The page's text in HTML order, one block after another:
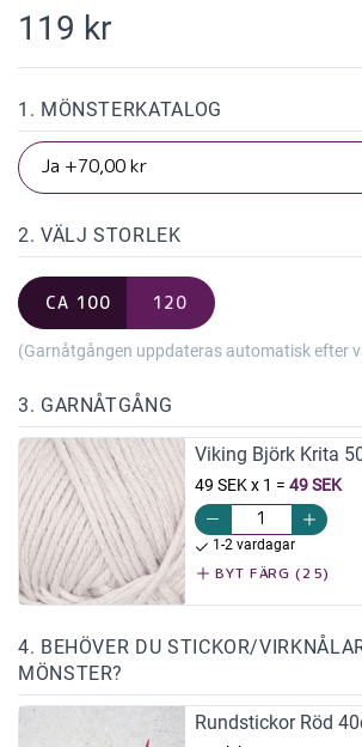
119 kr
1. MÖNSTERKATALOG
2. VÄLJ STORLEK
CA 100 120
(Garnåtgången uppdateras automatisk efter
3. GARNÅTGÅNG
Viking Björk Krita
49 SEK x 1 = 49 SEK
1-2 vardagar
BYT FÄRG (25)
4. BEHÖVER DU STICKOR/
MÖNSTER?
Rundstickor Röd